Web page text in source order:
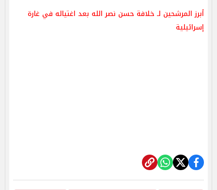
أبرز المرشحين لـ خلافة حسن نصر الله بعد اغتياله في غارة
إسرائيلية